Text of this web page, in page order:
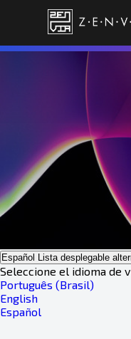
Español Lista desplegable
Seleccione el idioma de
Português (Brasil)
English
Español